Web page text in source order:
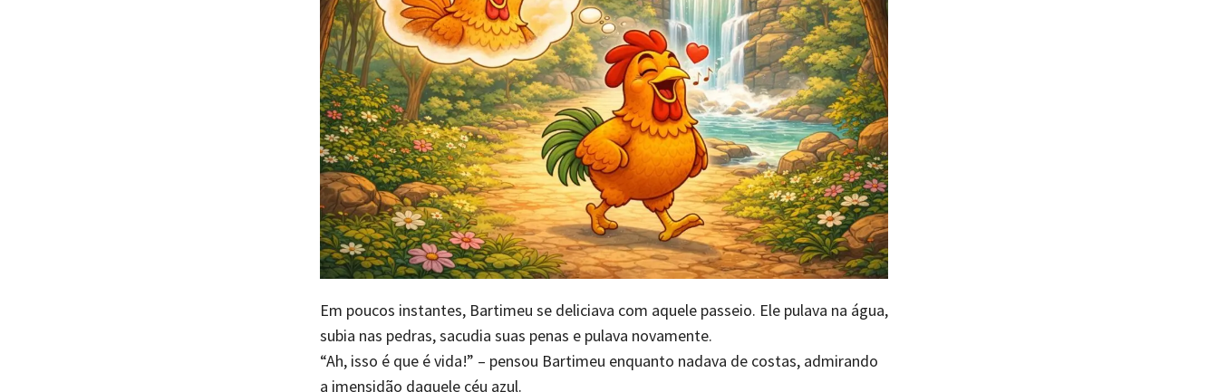
Em poucos instantes, Bartimeu se deliciava com aquele passeio. Ele pulava na água,
subia nas pedras, sacudia suas penas e pulava novamente.
“Ah, isso é que é vida!” – pensou Bartimeu enquanto nadava de costas, admirando
a imensidão daquele céu azul.